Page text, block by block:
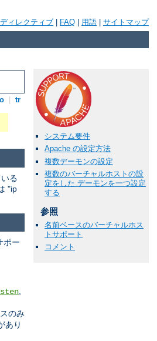
ディレクティブ FAQ 用語 サイトマップ
tr
システム要件
Apache の設定方法
複数デーモンの設定
複数のバーチャルホストの設
定をした デーモンを一つ設定
する
参照
名前ベースのバーチャルホス
トサポート
コメント
る
"ip
ポー
のみ
あり